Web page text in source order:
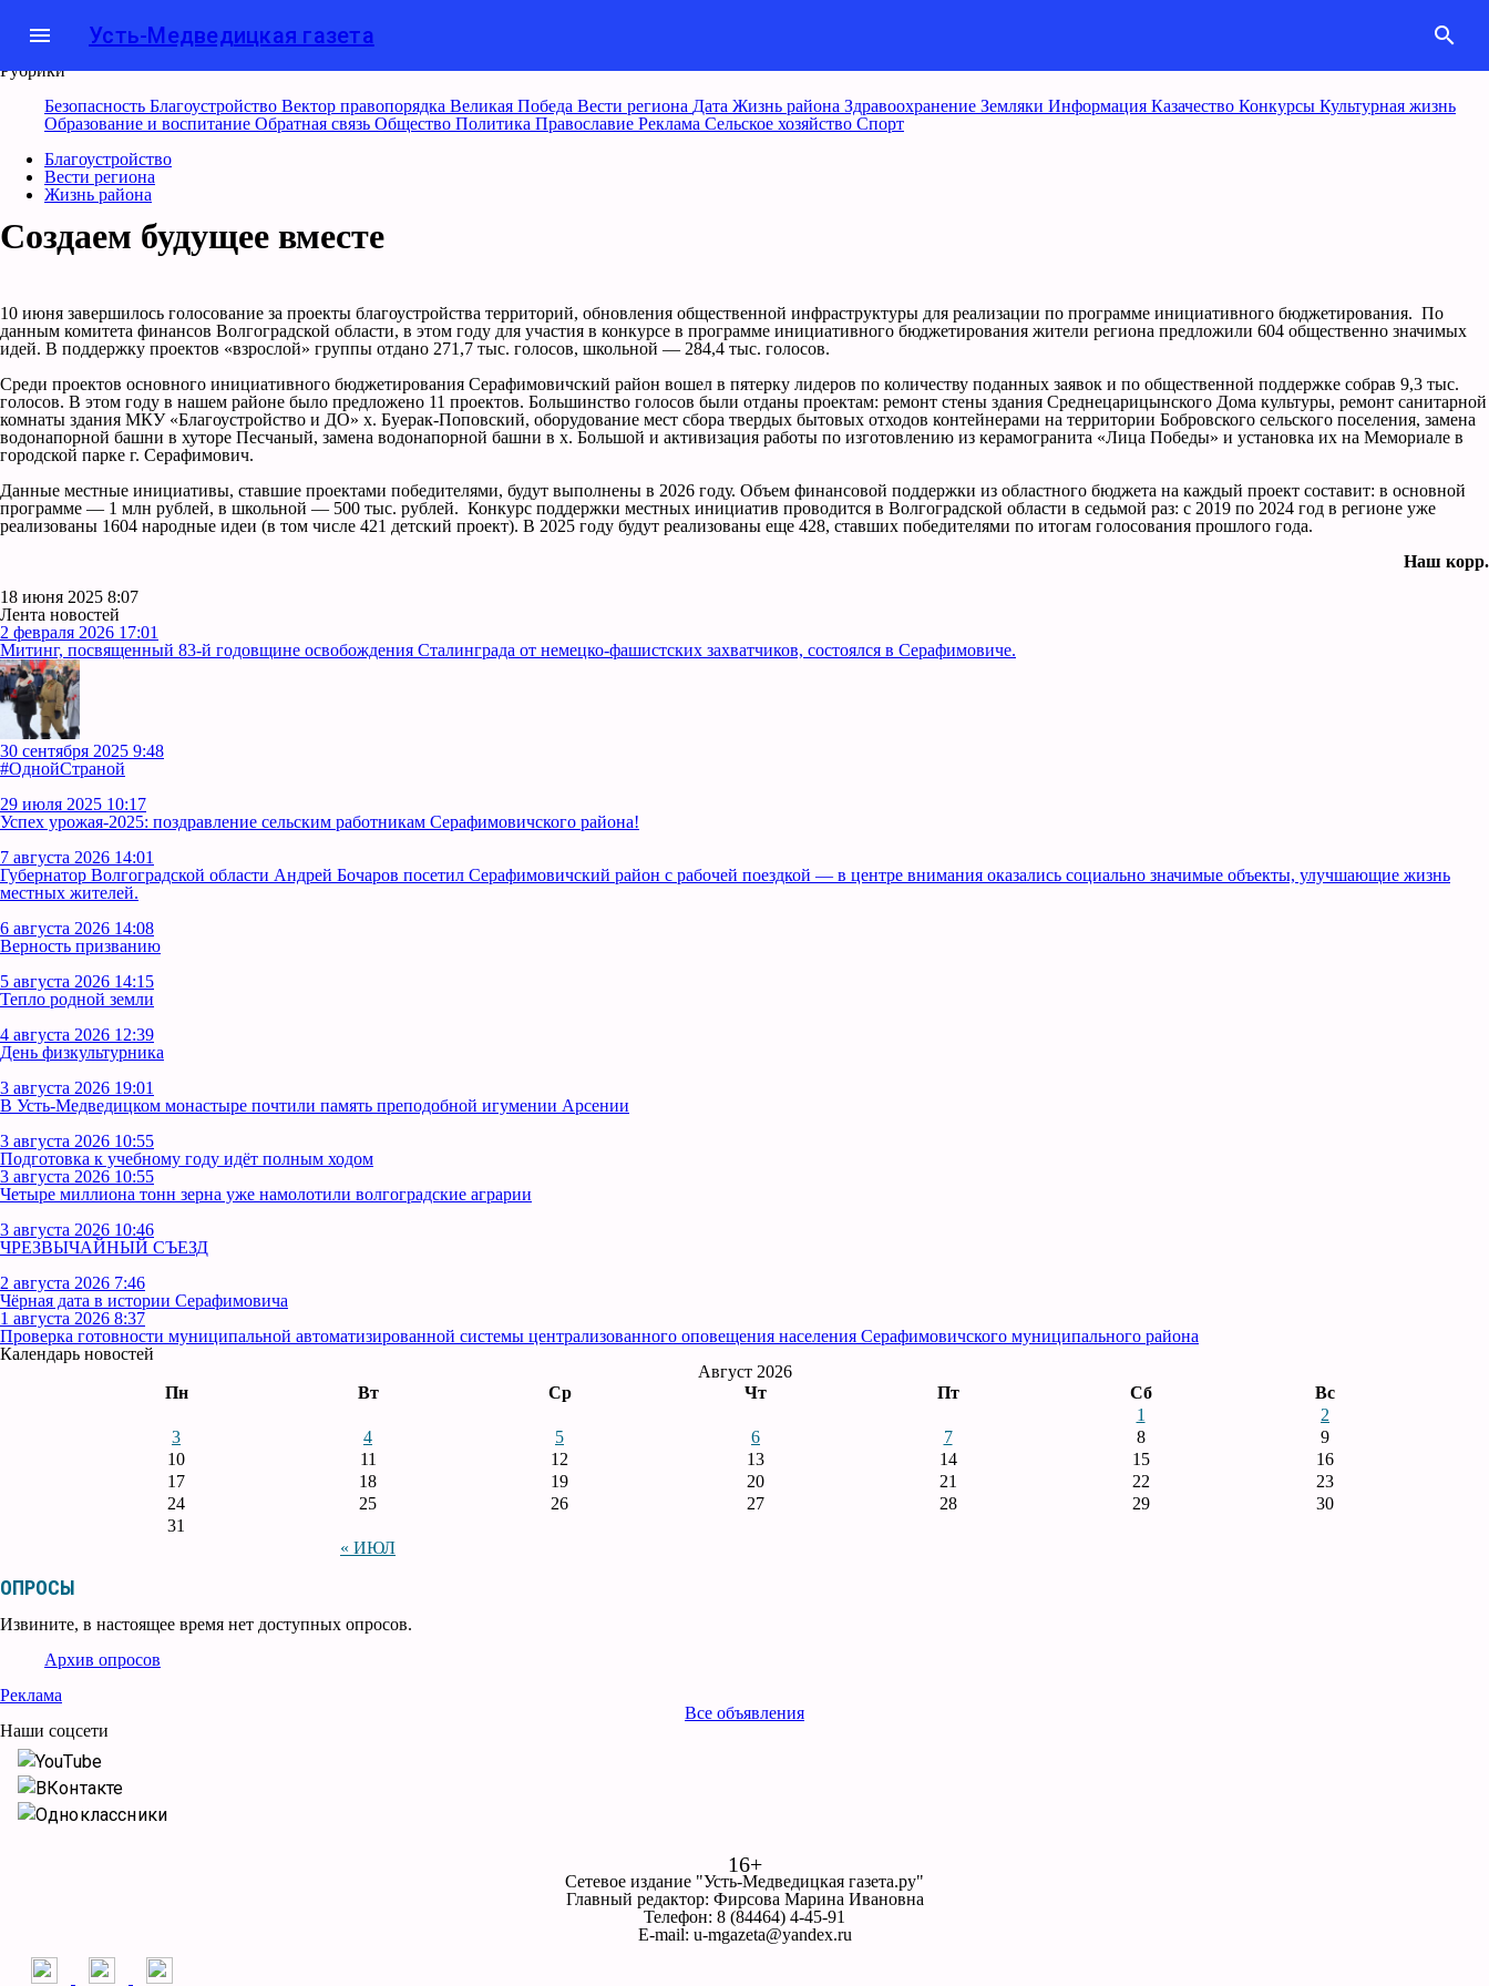
menu Усть-Медведицкая газета search
Рубрики
Безопасность Благоустройство Вектор правопорядка Великая Победа Вести региона Дата Жизнь района Здравоохранение Земляки Информация Казачество Конкурcы Культурная жизнь
Образование и воспитание Обратная связь Общество Политика Православие Реклама Сельское хозяйство Спорт
Благоустройство
Вести региона
Жизнь района
Создаем будущее вместе
10 июня завершилось голосование за проекты благоустройства территорий, обновления общественной инфраструктуры для реализации по программе инициативного бюджетирования. По
данным комитета финансов Волгоградской области, в этом году для участия в конкурсе в программе инициативного бюджетирования жители региона предложили 604 общественно значимых
идей. В поддержку проектов «взрослой» группы отдано 271,7 тыс. голосов, школьной — 284,4 тыс. голосов.
Среди проектов основного инициативного бюджетирования Серафимовичский район вошел в пятерку лидеров по количеству поданных заявок и по общественной поддержке собрав 9,3 тыс.
голосов. В этом году в нашем районе было предложено 11 проектов. Большинство голосов были отданы проектам: ремонт стены здания Среднецарицынского Дома культуры, ремонт санитарной
комнаты здания МКУ «Благоустройство и ДО» х. Буерак-Поповский, оборудование мест сбора твердых бытовых отходов контейнерами на территории Бобровского сельского поселения, замена
водонапорной башни в хуторе Песчаный, замена водонапорной башни в х. Большой и активизация работы по изготовлению из керамогранита «Лица Победы» и установка их на Мемориале в
городской парке г. Серафимович.
Данные местные инициативы, ставшие проектами победителями, будут выполнены в 2026 году. Объем финансовой поддержки из областного бюджета на каждый проект составит: в основной
программе — 1 млн рублей, в школьной — 500 тыс. рублей. Конкурс поддержки местных инициатив проводится в Волгоградской области в седьмой раз: с 2019 по 2024 год в регионе уже
реализованы 1604 народные идеи (в том числе 421 детский проект). В 2025 году будут реализованы еще 428, ставших победителями по итогам голосования прошлого года.
Наш корр.
18 июня 2025 8:07
Лента новостей
2 февраля 2026 17:01
Митинг, посвященный 83-й годовщине освобождения Сталинграда от немецко-фашистских захватчиков, состоялся в Серафимовиче.
30 сентября 2025 9:48
#ОднойСтраной
29 июля 2025 10:17
Успех урожая-2025: поздравление сельским работникам Серафимовичского района!
7 августа 2026 14:01
Губернатор Волгоградской области Андрей Бочаров посетил Серафимовичский район с рабочей поездкой — в центре внимания оказались социально значимые объекты, улучшающие жизнь
местных жителей.
6 августа 2026 14:08
Верность призванию
5 августа 2026 14:15
Тепло родной земли
4 августа 2026 12:39
День физкультурника
3 августа 2026 19:01
В Усть‑Медведицком монастыре почтили память преподобной игумении Арсении
3 августа 2026 10:55
Подготовка к учебному году идёт полным ходом
3 августа 2026 10:55
Четыре миллиона тонн зерна уже намолотили волгоградские аграрии
3 августа 2026 10:46
ЧРЕЗВЫЧАЙНЫЙ СЪЕЗД
2 августа 2026 7:46
Чёрная дата в истории Серафимовича
1 августа 2026 8:37
Проверка готовности муниципальной автоматизированной системы централизованного оповещения населения Серафимовичского муниципального района
Календарь новостей
Август 2026
Пн
Вт Ср Чт Пт Сб Вс
« ИЮЛ
1
2
3
4 5 6 7 8
9
10
11 12 13 14 15
16
17
18 19 20 21 22
23
24
25 26 27 28 29
30
31
ОПРОСЫ
Извините, в настоящее время нет доступных опросов.
Архив опросов
Реклама
Все объявления
Наши соцсети
YouTube
ВКонтакте
Одноклассники
16+
Сетевое издание "Усть-Медведицкая газета.ру"
Главный редактор: Фирсова Марина Ивановна
Телефон: 8 (84464) 4-45-91
E-mail: u-mgazeta@yandex.ru